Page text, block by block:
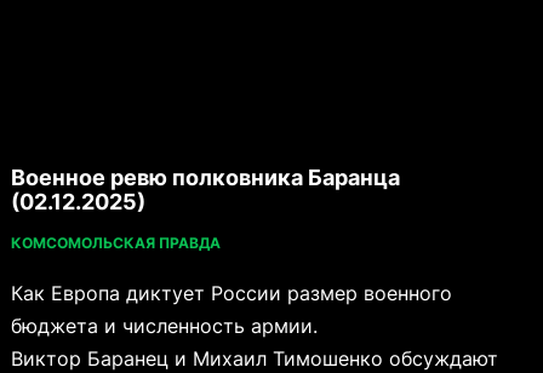
Военное ревю полковника Баранца
(02.12.2025)
КОМСОМОЛЬСКАЯ ПРАВДА
Как Европа диктует России размер военного
бюджета и численность армии.
Виктор Баранец и Михаил Тимошенко обсуждают